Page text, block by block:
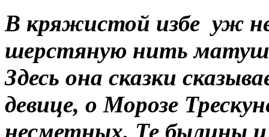
В кряжистой избе уж
шерстяную нить
Здесь она сказки
девице, о Морозе
несметных. Те былины